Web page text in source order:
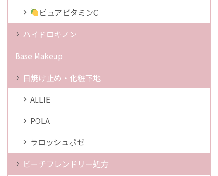
ピュアビタミンC
ハイドロキノン
Base Makeup
日焼け止め・化粧下地
ALLIE
POLA
ラロッシュポゼ
ビーチフレンドリー処方